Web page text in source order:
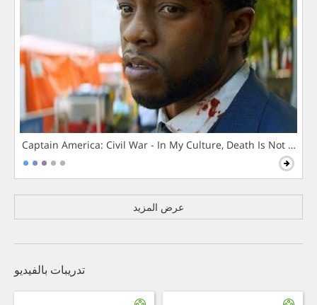
Captain America: Civil War - In My Culture, Death Is Not The
عرض المزيد
تدريبات بالفيديو